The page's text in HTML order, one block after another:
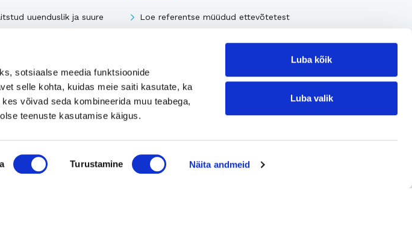
sotsiaalse meedia funktsioonide
selle kohta, kuidas meie saiti kasutate, ka
võivad seda kombineerida muu teabega,
teenuste kasutamise käigus.
Turustamine Näita andmeid
Luba kõik
Luba valik
uuenduslik ja suure
Loe referentse müüdud ettevõtetest
Jätke kontaktisoov